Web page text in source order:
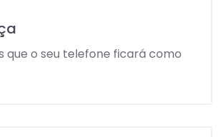
que o seu telefone ficará como